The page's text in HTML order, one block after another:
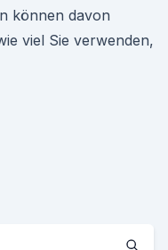
können davon
viel Sie verwenden,